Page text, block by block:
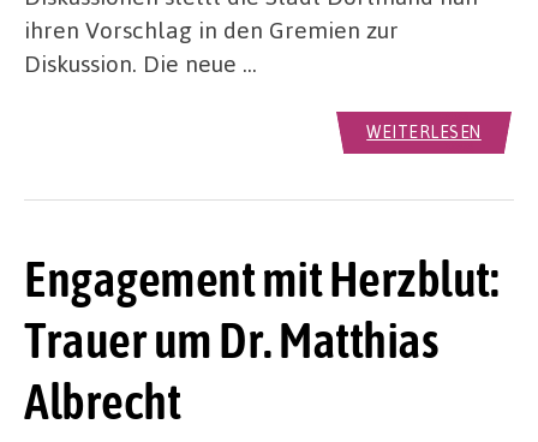
ihren Vorschlag in den Gremien zur
Diskussion. Die neue …
WEITERLESEN
Engagement mit Herzblut:
Trauer um Dr. Matthias
Albrecht